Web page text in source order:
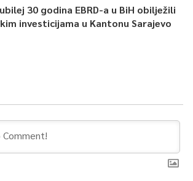
30 godina EBRD-a u BiH obilježili
investicijama u Kantonu Sarajevo